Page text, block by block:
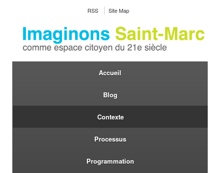
RSS Site Map
Accueil
Blog
Contexte
Processus
Programmation